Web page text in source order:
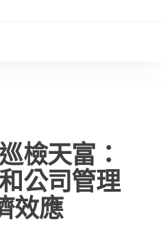
檢天富：
公司管理
效應